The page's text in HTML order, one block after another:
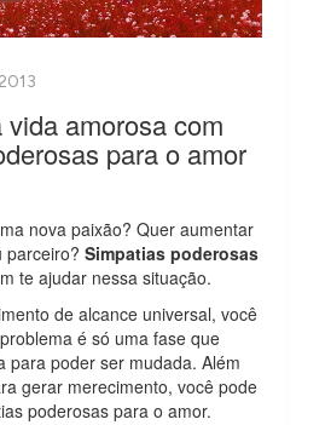
vida amorosa com
para o amor
nova paixão? Quer aumentar
parceiro? Simpatias poderosas
te ajudar nessa situação.
de alcance universal, você
é só uma fase que
para poder ser mudada. Além
gerar merecimento, você pode
poderosas para o amor.